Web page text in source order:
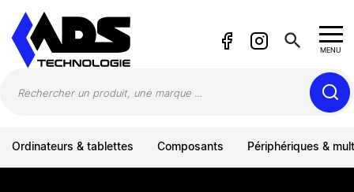
search MENU
Ordinateurs & tablettes Composants Périphériques &